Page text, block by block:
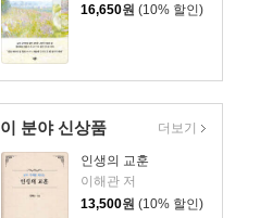
16,650원 (10% 할인)
이 분야 신상품
인생의 교훈
이해관 저
13,500원 (10% 할인)
더보기